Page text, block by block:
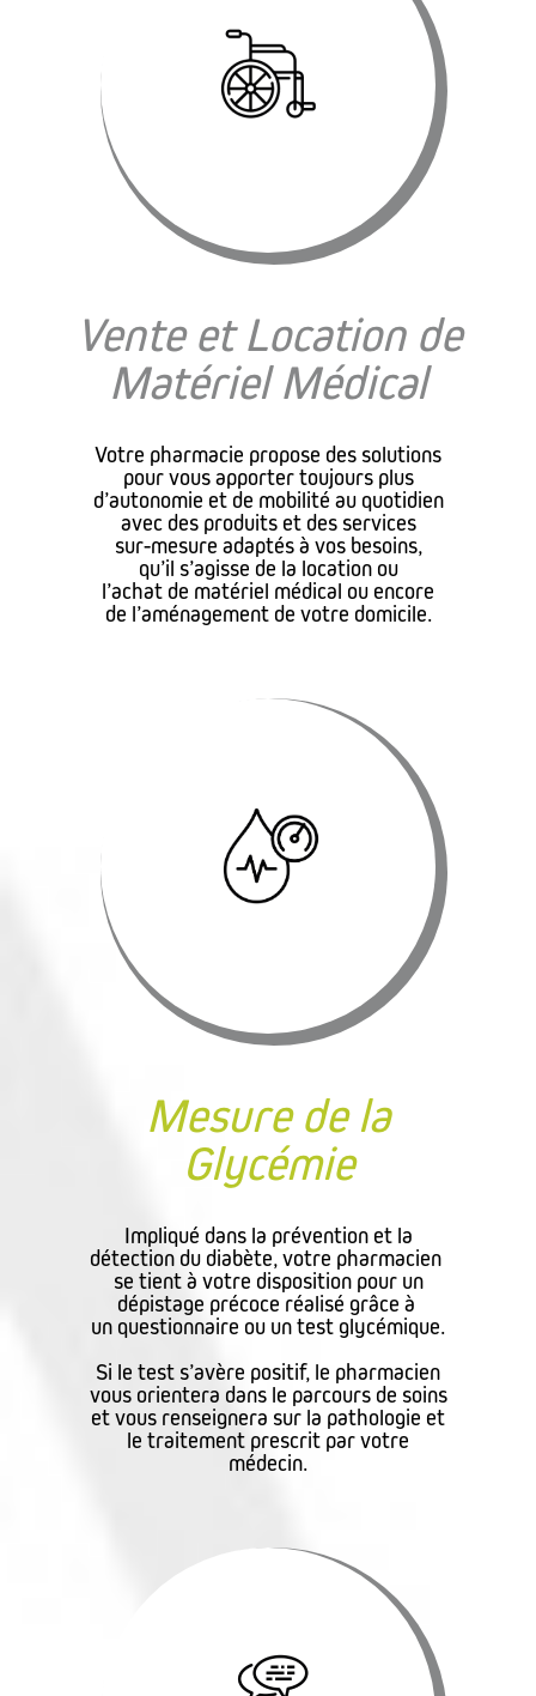
Vente et Location de
Matériel Médical
Votre pharmacie propose des solutions
pour vous apporter toujours plus
d’autonomie et de mobilité au quotidien
avec des produits et des services
sur-mesure adaptés à vos besoins,
qu’il s’agisse de la location ou
l’achat de matériel médical ou encore
de l’aménagement de votre domicile.
Mesure de la
Glycémie
Impliqué dans la prévention et la
détection du diabète, votre pharmacien
se tient à votre disposition pour un
dépistage précoce réalisé grâce à
un questionnaire ou un test glycémique.
Si le test s’avère positif, le pharmacien
vous orientera dans le parcours de soins
et vous renseignera sur la pathologie et
le traitement prescrit par votre
médecin.